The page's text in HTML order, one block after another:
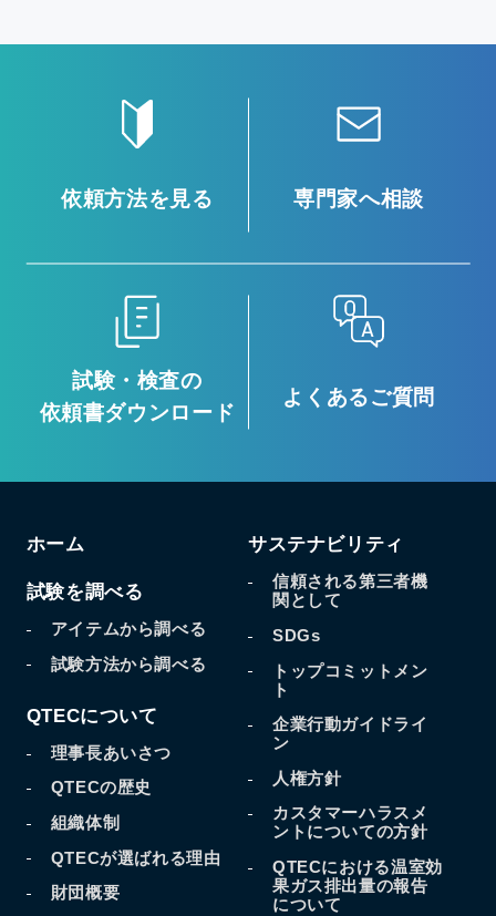
依頼方法を見る 専門家へ相談
試験・検査の
依頼書ダウンロード
よくあるご質問
ホーム
試験を調べる
アイテムから調べる
試験方法から調べる
QTECについて
理事長あいさつ
QTECの歴史
組織体制
QTECが選ばれる理由
財団概要
サステナビリティ
信頼される第三者機
関として
SDGs
トップコミットメン
ト
企業行動ガイドライ
ン
人権方針
カスタマーハラスメ
ントについての方針
QTECにおける温室効
果ガス排出量の報告
について